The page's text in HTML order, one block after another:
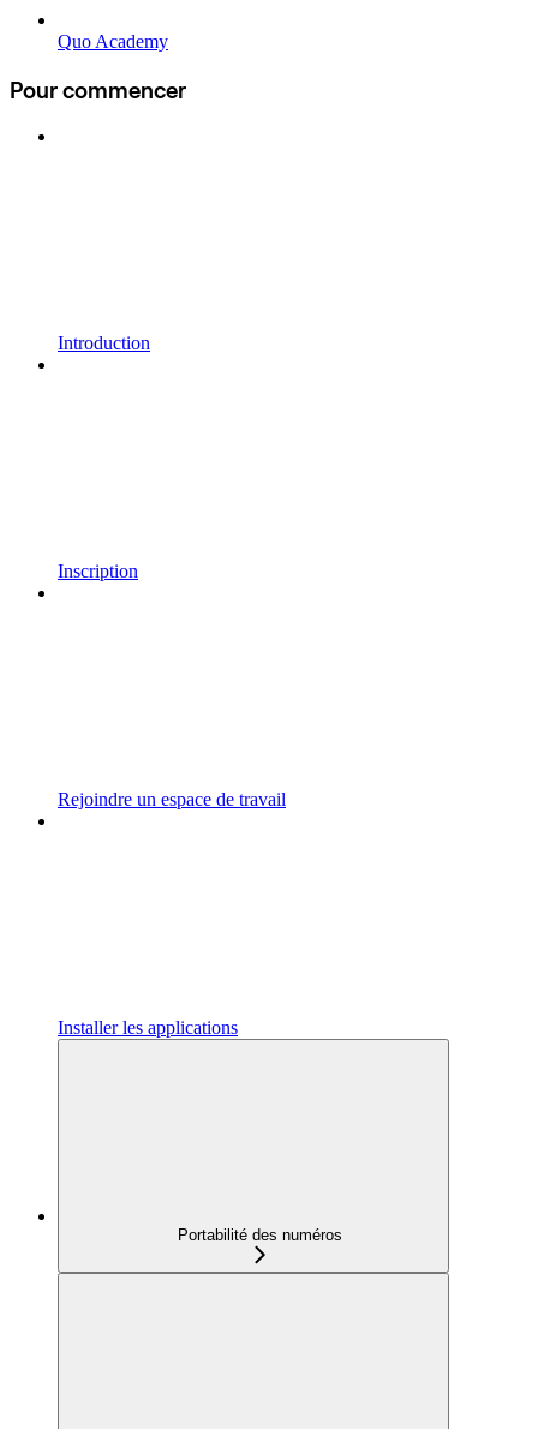
Quo Academy
Pour commencer
Introduction
Inscription
Rejoindre un espace de travail
Installer les applications
Portabilité des numéros